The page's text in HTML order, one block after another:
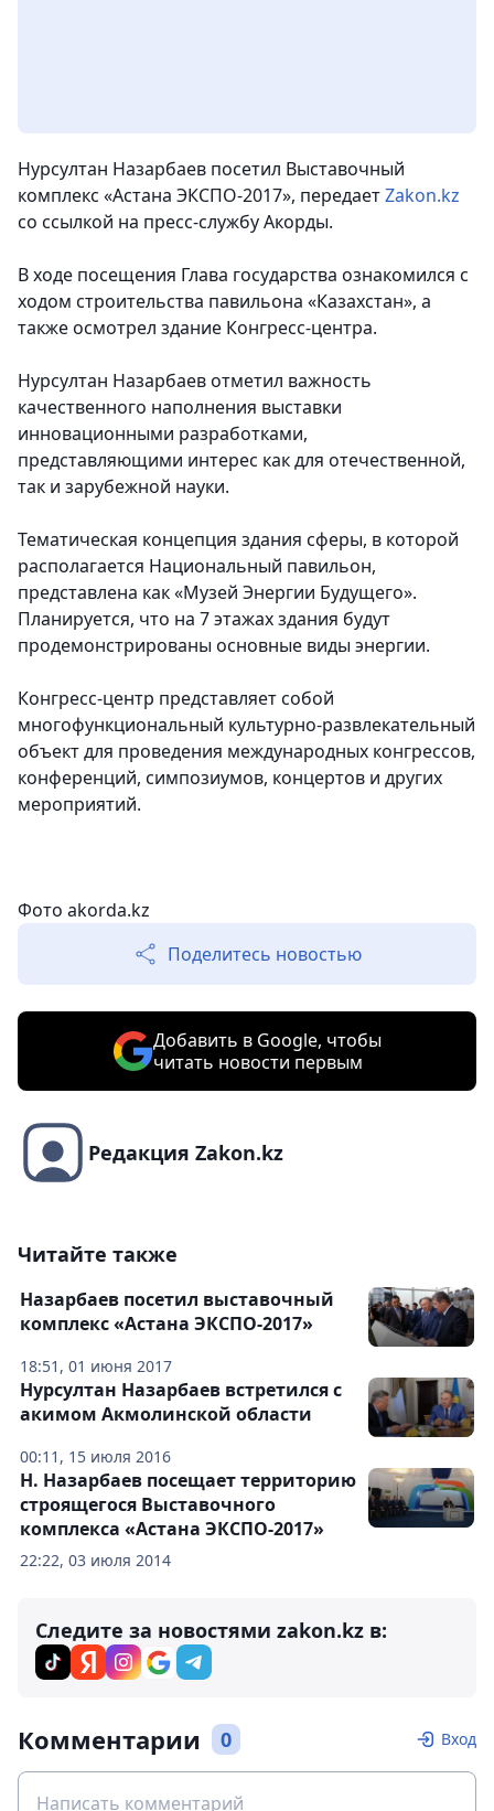
Нурсултан Назарбаев посетил Выставочный
комплекс «Астана ЭКСПО-2017», передаетZakon.kz
со ссылкой на пресс-службу Акорды.
В ходе посещения Глава государства ознакомился с
ходом строительства павильона «Казахстан», а
также осмотрел здание Конгресс-центра.
Нурсултан Назарбаев отметил важность
качественного наполнения выставки
инновационными разработками,
представляющими интерес как для отечественной,
так и зарубежной науки.
Тематическая концепция здания сферы, в которой
располагается Национальный павильон,
представлена как «Музей Энергии Будущего».
Планируется, что на 7 этажах здания будут
продемонстрированы основные виды энергии.
Конгресс-центр представляет собой
многофункциональный культурно-развлекательный
объект для проведения международных конгрессов,
конференций, симпозиумов, концертов и других
мероприятий.
Фото akorda.kz
Поделитесь новостью
Добавить в Google, чтобы
читать новости первым
Редакция Zakon.kz
Читайте также
18:51, 01 июня 2017
Назарбаев посетил выставочный
комплекс «Астана ЭКСПО-2017»
00:11, 15 июля 2016
Нурсултан Назарбаев встретился с
акимом Акмолинской области
22:22, 03 июля 2014
Н. Назарбаев посещает территорию
строящегося Выставочного
комплекса «Астана ЭКСПО-2017»
Следите за новостями zakon.kz в:
Комментарии 0 Вход